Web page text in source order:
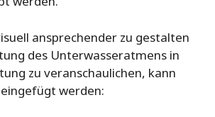
ansprechender zu gestalten
des Unterwasseratmens in
zu veranschaulichen, kann
werden: